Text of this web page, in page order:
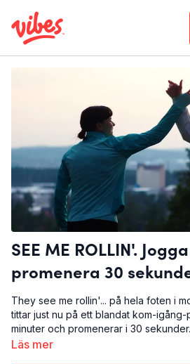
SEE ME ROLLIN'.
promenera 30
They see me rollin'... på hela foten i
tittar just nu på ett blandat kom-
minuter och promenerar i 30
vilan i detta pass gör att du kan få upp
Läs mer